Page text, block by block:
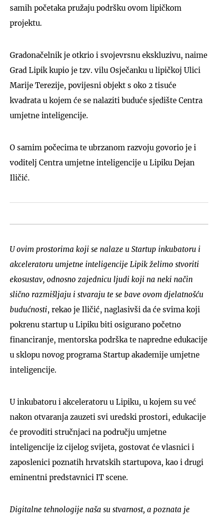
samih početaka pružaju podršku ovom lipičkom
projektu.
Gradonačelnik je otkrio i svojevrsnu ekskluzivu, naime
Grad Lipik kupio je tzv. vilu Osječanku u lipičkoj Ulici
Marije Terezije, povijesni objekt s oko 2 tisuće
kvadrata u kojem će se nalaziti buduće sjedište Centra
umjetne inteligencije.
O samim počecima te ubrzanom razvoju govorio je i
voditelj Centra umjetne inteligencije u Lipiku Dejan
Iličić.
U ovim prostorima koji se nalaze u Startup inkubatoru i
akceleratoru umjetne inteligencije Lipik želimo stvoriti
ekosustav, odnosno zajednicu ljudi koji na neki način
slično razmišljaju i stvaraju te se bave ovom djelatnošću
budućnosti, rekao je Iličić, naglasivši da će svima koji
pokrenu startup u Lipiku biti osigurano početno
financiranje, mentorska podrška te napredne edukacije
u sklopu novog programa Startup akademije umjetne
inteligencije.
U inkubatoru i akceleratoru u Lipiku, u kojem su već
nakon otvaranja zauzeti svi uredski prostori, edukacije
će provoditi stručnjaci na području umjetne
inteligencije iz cijelog svijeta, gostovat će vlasnici i
zaposlenici poznatih hrvatskih startupova, kao i drugi
eminentni predstavnici IT scene.
Digitalne tehnologije naša su stvarnost, a poznata je